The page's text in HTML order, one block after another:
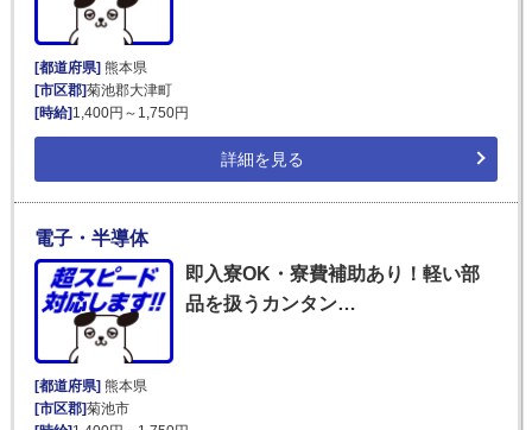
[都道府県] 熊本県
[市区郡]菊池郡大津町
[時給] 1,400円～1,750円
詳細を見る
電子・半導体
即入寮OK・寮費補助あり！軽い部
品を扱うカンタン…
[都道府県]熊本県
[市区郡]菊池市